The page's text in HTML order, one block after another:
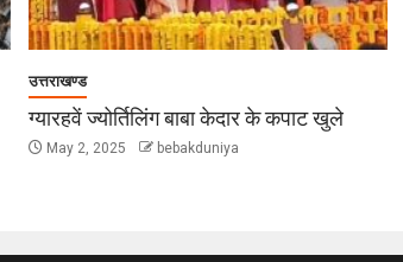
उत्तराखण्ड
ग्यारहवें ज्योर्तिलिंग बाबा केदार के कपाट खुले
May 2, 2025 bebakduniya